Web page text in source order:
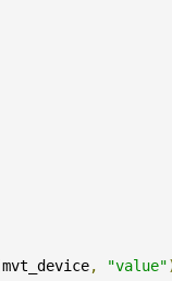
mvt_device, "value"